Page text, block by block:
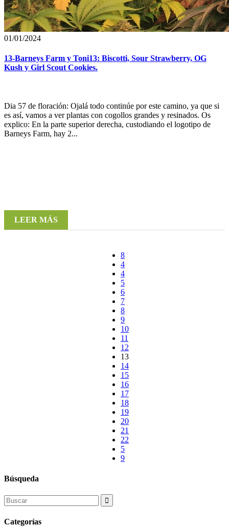
01/01/2024
13-Barneys Farm y Toni13: Biscotti, Sour Strawberry, OG
Kush y Girl Scout Cookies.
Dia 57 de floración: Ojalá todo continúe por este camino, ya que si
es así, vamos a ver plantas con cogollos grandes y resinados. Os
explico: En la parte superior derecha, custodiando el logotipo de
Barneys Farm, hay 2...
LEER MÁS
4
5
6
7
8
9
10
11
12
13
14
15
16
17
18
19
20
21
22
Búsqueda
Search
for:
Categorías